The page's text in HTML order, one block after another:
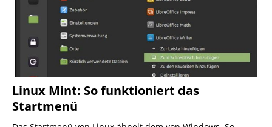
Linux Mint: So funktioniert das
Startmenü